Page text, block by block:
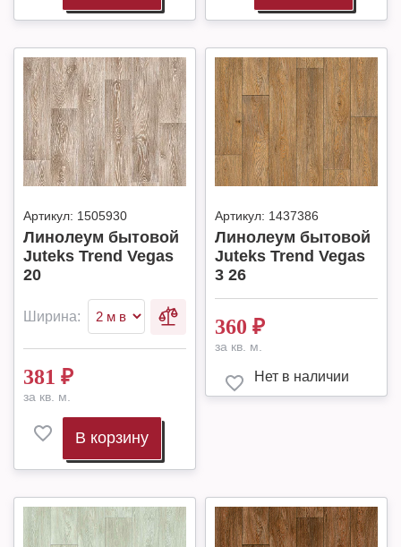
Артикул: 1505930
Линолеум бытовой
Juteks Trend Vegas
20
Ширина:
381 ₽
за кв. м.
В корзину
Артикул: 1437386
Линолеум бытовой
Juteks Trend Vegas
3 26
360 ₽
за кв. м.
Нет в наличии